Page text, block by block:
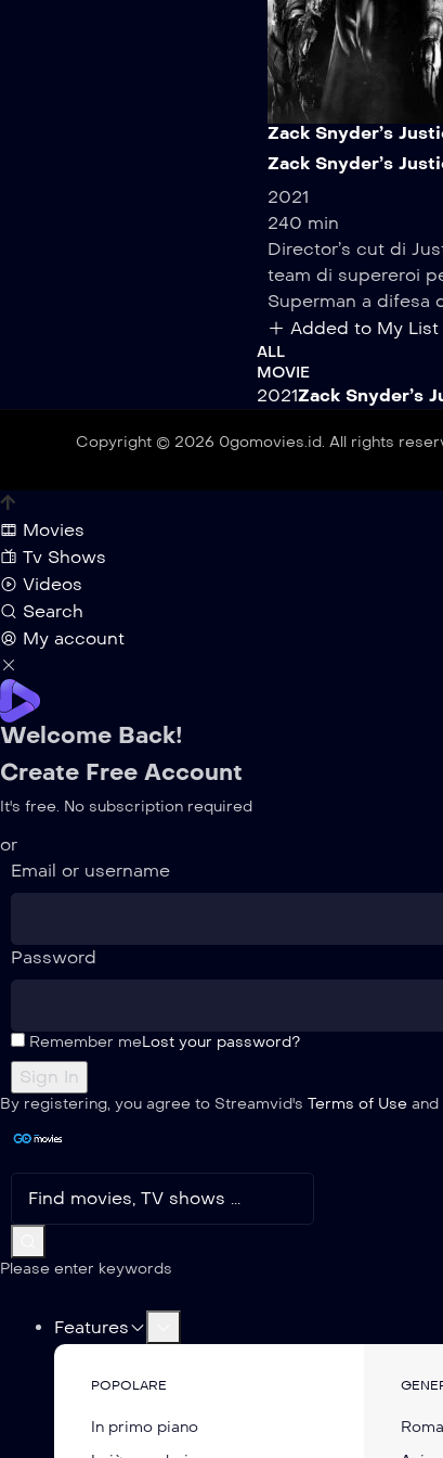
Zack Snyder’s
Zack Snyder’s
2021
240 min
Director’s cut di
team di supereroi
Superman a difesa
Added to My List
ALL
MOVIE
2021Zack Snyder’s
Copyright © 2026 0gomovies.id. All rights
Movies
Tv Shows
Videos
Search
My account
Welcome Back!
Create Free Account
It's free. No subscription required
or
Email or username
Password
Remember meLost your password?
By registering, you agree to Streamvid's Terms of Use and
Please enter keywords
Features
POPOLARE
In primo piano